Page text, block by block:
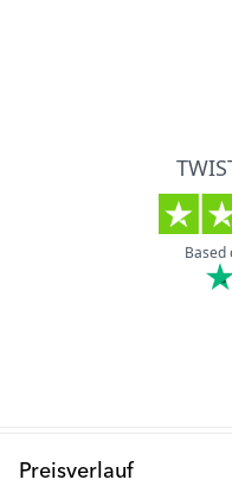
Wir empfehlen, die
Design: Minimalistisch
Sicherheitsstandards:
Preisverlauf